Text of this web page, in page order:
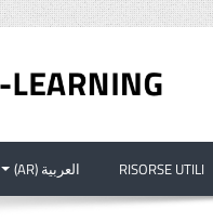
RISORSE UTILI العربية ‎(AR)‎